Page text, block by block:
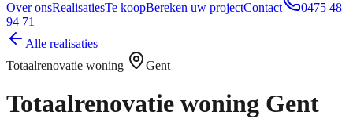
Over onsRealisatiesTe koopBereken uw projectContact
0475 48
94 71
Alle realisaties
Totaalrenovatie woning
Gent
Totaalrenovatie woning Gent